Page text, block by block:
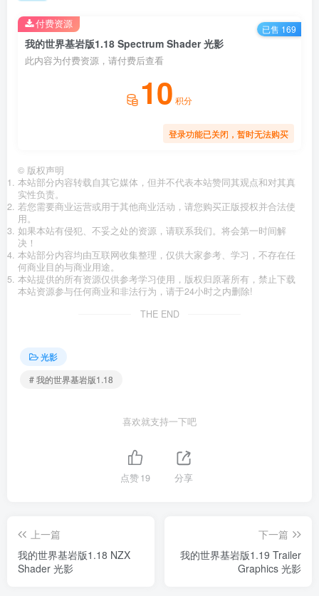
我的世界基岩版1.18 Spectrum Shader 光影
此内容为付费资源，请付费后查看
10 积分
登录功能已关闭，暂时无法购买
付费资源 已售 169
© 版权声明
本站部分内容转载自其它媒体，但并不代表本站赞同其观点和对其真
实性负责。
若您需要商业运营或用于其他商业活动，请您购买正版授权并合法使
用。
如果本站有侵犯、不妥之处的资源，请联系我们。将会第一时间解
决！
本站部分内容均由互联网收集整理，仅供大家参考、学习，不存在任
何商业目的与商业用途。
本站提供的所有资源仅供参考学习使用，版权归原著所有，禁止下载
本站资源参与任何商业和非法行为，请于24小时之内删除!
THE END
光影
# 我的世界基岩版1.18
喜欢就支持一下吧
点赞19 分享
上一篇
我的世界基岩版1.18 NZX
Shader 光影
下一篇
我的世界基岩版1.19 Trailer
Graphics 光影